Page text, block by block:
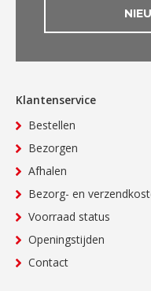
Klantenservice
Bestellen
Bezorgen
Afhalen
Bezorg- en
Voorraad status
Openingstijden
Contact